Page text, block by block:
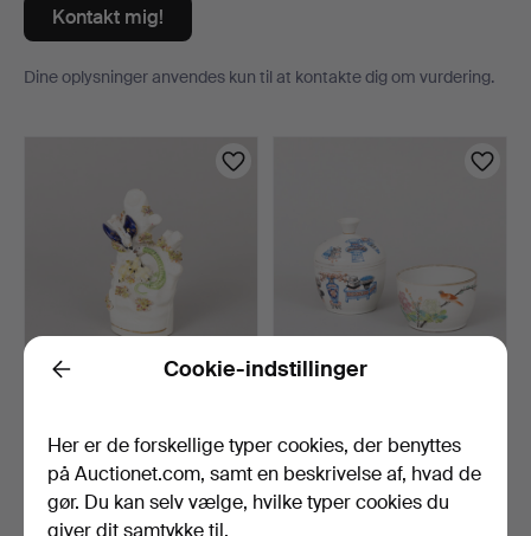
Kontakt mig!
Dine oplysninger anvendes kun til at kontakte dig om vurdering.
2 tim. 25 min.
Vurdering
85 USD
2 tim. 28 min.
1 bud
32 USD
Back Cookie-indstillinger
Her er de forskellige typer cookies, der benyttes
på Auctionet.com, samt en beskrivelse af, hvad de
gør. Du kan selv vælge, hvilke typer cookies du
giver dit samtykke til.